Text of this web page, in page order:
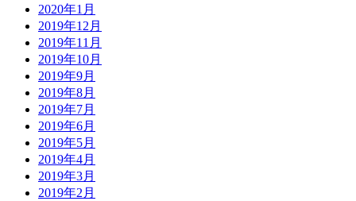
2020年1月
2019年12月
2019年11月
2019年10月
2019年9月
2019年8月
2019年7月
2019年6月
2019年5月
2019年4月
2019年3月
2019年2月